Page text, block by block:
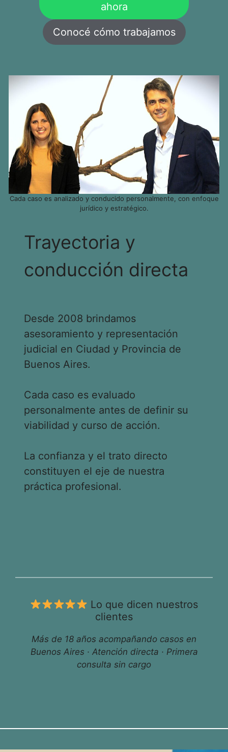
ahora
Conocé cómo trabajamos
Cada caso es analizado y conducido personalmente, con enfoque
jurídico y estratégico.
Trayectoria y
conducción directa
Desde 2008 brindamos
asesoramiento y representación
judicial en Ciudad y Provincia de
Buenos Aires.
Cada caso es evaluado
personalmente antes de definir su
viabilidad y curso de acción.
La confianza y el trato directo
constituyen el eje de nuestra
práctica profesional.
Lo que dicen nuestros
clientes
Más de 18 años acompañando casos en
Buenos Aires · Atención directa · Primera
consulta sin cargo